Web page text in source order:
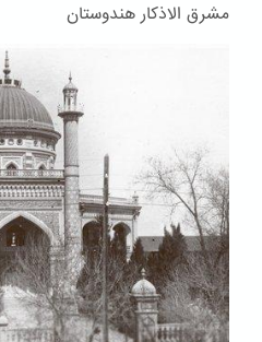
مشرق الاذکار هندوستان